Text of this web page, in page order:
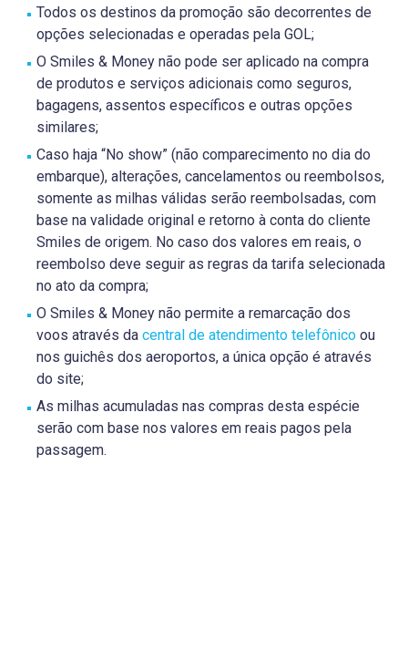
Todos os destinos da promoção são decorrentes de
opções selecionadas e operadas pela GOL;
O Smiles & Money não pode ser aplicado na compra
de produtos e serviços adicionais como seguros,
bagagens, assentos específicos e outras opções
similares;
Caso haja “No show” (não comparecimento no dia do
embarque), alterações, cancelamentos ou reembolsos,
somente as milhas válidas serão reembolsadas, com
base na validade original e retorno à conta do cliente
Smiles de origem. No caso dos valores em reais, o
reembolso deve seguir as regras da tarifa selecionada
no ato da compra;
O Smiles & Money não permite a remarcação dos
voos através da central de atendimento telefônico ou
nos guichês dos aeroportos, a única opção é através
do site;
As milhas acumuladas nas compras desta espécie
serão com base nos valores em reais pagos pela
passagem.